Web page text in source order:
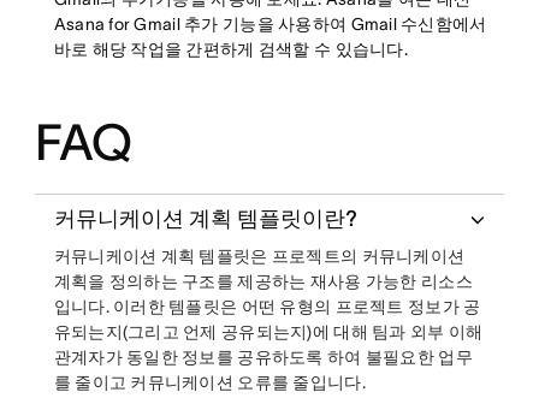
Asana for Gmail 추가 기능을 사용하여 Gmail 수신함에서
바로 해당 작업을 간편하게 검색할 수 있습니다.
FAQ
커뮤니케이션 계획 템플릿이란?
커뮤니케이션 계획 템플릿은 프로젝트의 커뮤니케이션
계획을 정의하는 구조를 제공하는 재사용 가능한 리소스
입니다. 이러한 템플릿은 어떤 유형의 프로젝트 정보가 공
유되는지(그리고 언제 공유되는지)에 대해 팀과 외부 이해
관계자가 동일한 정보를 공유하도록 하여 불필요한 업무
를 줄이고 커뮤니케이션 오류를 줄입니다.